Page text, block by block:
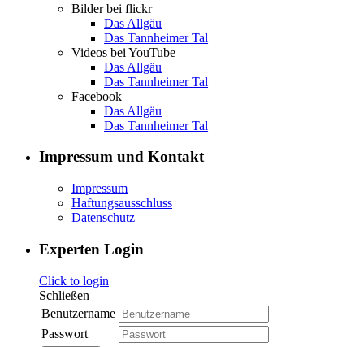
Bilder bei flickr
Das Allgäu
Das Tannheimer Tal
Videos bei YouTube
Das Allgäu
Das Tannheimer Tal
Facebook
Das Allgäu
Das Tannheimer Tal
Impressum und Kontakt
Impressum
Haftungsausschluss
Datenschutz
Experten Login
Click to login
Schließen
Benutzername
Passwort